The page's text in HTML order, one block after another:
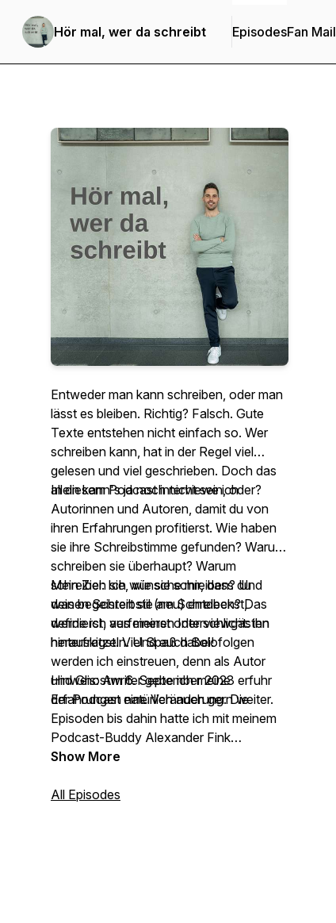
Hör mal, wer da schreibt EpisodesFan Mail
Entweder man kann schreiben, oder man
lässt es bleiben. Richtig? Falsch. Gute
Texte entstehen nicht einfach so. Wer
schreiben kann, hat in der Regel viel
gelesen und viel geschrieben. Doch das
allein kann's ja noch nicht sein, oder?
In diesem Podcast interviewe ich
Autorinnen und Autoren, damit du von
ihren Erfahrungen profitierst. Wie haben
sie ihre Schreibstimme gefunden? Warum
schreiben sie überhaupt? Warum
schreiben sie, wie sie schreiben? Und
was begeistert sie am Schreiben? Das
werde ich aus meinen Interviewgästen
herauskitzeln. Und auch Solofolgen
werden ich einstreuen, denn als Autor
und Ghostwriter gebe ich meine
Erfahrungen natürlich auch gern weiter.
Mein Ziel: Ich wünsche mir, dass du
deinen Schreibstil (neu) entdeckst,
definierst, verfeinerst oder schlicht: ihn
hinterfragst. Viel Spaß dabei!
Hinweis: Am 6. September 2023 erfuhr
der Podcast eine Veränderung. Die
Episoden bis dahin hatte ich mit meinem
Podcast-Buddy Alexander Fink
aufgenommen, der leider ausgestiegen
mal, wer da schreibt 2.0
Show More
All Episodes